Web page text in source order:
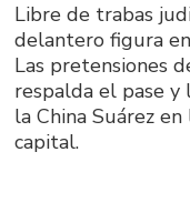
Libre de trabas
delantero figura
Las pretensiones
respalda el pase y
la China Suárez
capital.